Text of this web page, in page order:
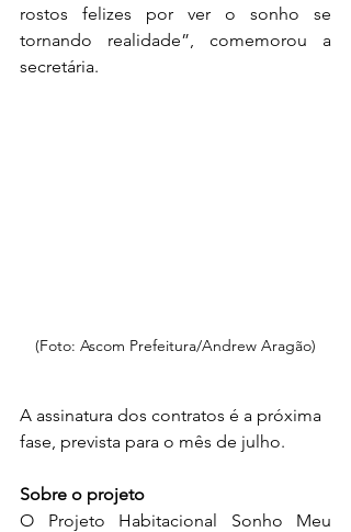
rostos felizes por ver o sonho se
tornando realidade”, comemorou a
secretária.
(Foto: Ascom Prefeitura/Andrew Aragão)
A assinatura dos contratos é a próxima
fase, prevista para o mês de julho.
Sobre o projeto
O Projeto Habitacional Sonho Meu